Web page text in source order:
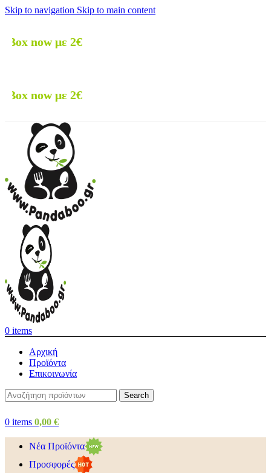
Skip to navigation Skip to main content
0 items
Αρχική
Προϊόντα
Επικοινωνία
Search
0 items 0,00 €
Νέα Προϊόντα
Προσφορές